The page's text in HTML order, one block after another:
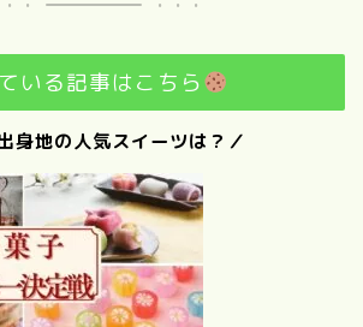
いる記事はこちら
身地の人気スイーツは？／